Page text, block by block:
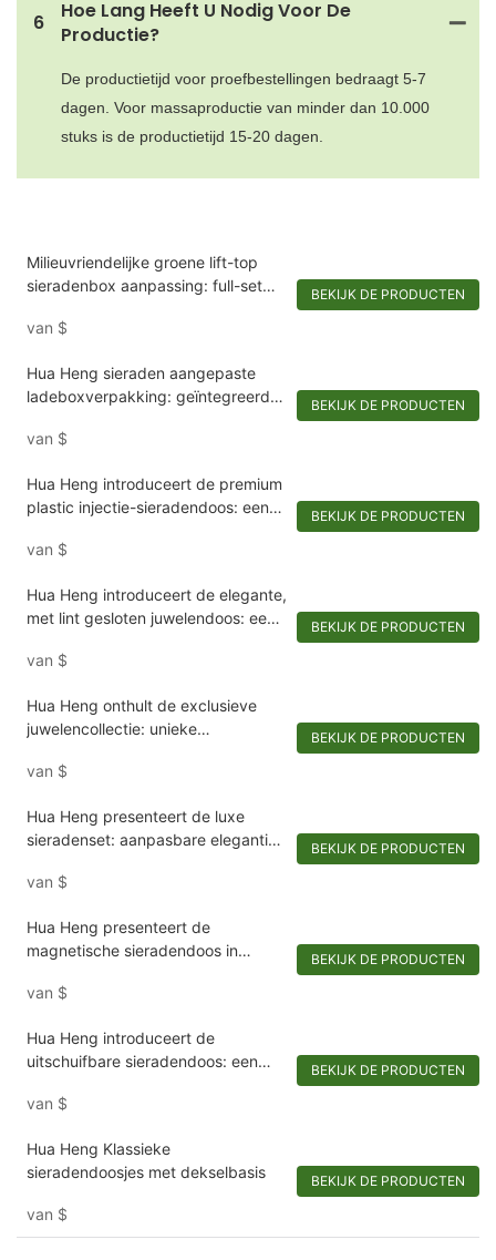
6
Hoe Lang Heeft U Nodig Voor De
Productie?
De productietijd voor proefbestellingen bedraagt ​​5-7
dagen. Voor massaproductie van minder dan 10.000
stuks is de productietijd 15-20 dagen.
Milieuvriendelijke groene lift-top
sieradenbox aanpassing: full-set
van $
BEKIJK DE PRODUCTEN
Hua Heng sieraden aangepaste
ladeboxverpakking: geïntegreerde
van $
BEKIJK DE PRODUCTEN
Hua Heng introduceert de premium
plastic injectie-sieradendoos: een
van $
BEKIJK DE PRODUCTEN
Hua Heng introduceert de elegante,
met lint gesloten juwelendoos: een
van $
BEKIJK DE PRODUCTEN
Hua Heng onthult de exclusieve
juwelencollectie: unieke
sieraden
van $
BEKIJK DE PRODUCTEN
Hua Heng presenteert de luxe
sieradenset: aanpasbare elegantie
van $
BEKIJK DE PRODUCTEN
Hua Heng presenteert de
magnetische sieradendoos in
souvenirs-1721984551582989
van $
BEKIJK DE PRODUCTEN
Hua Heng introduceert de
uitschuifbare sieradendoos: een
versieringen
van $
BEKIJK DE PRODUCTEN
Hua Heng Klassieke
sieradendoosjes met dekselbasis
van $
BEKIJK DE PRODUCTEN